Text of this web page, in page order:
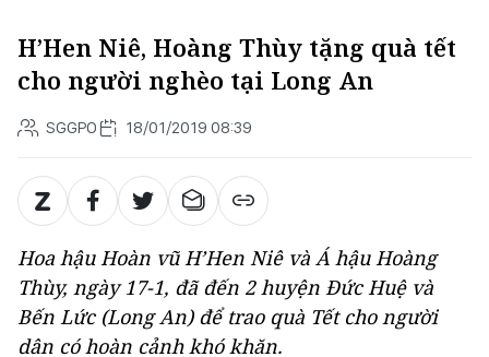
H’Hen Niê, Hoàng Thùy tặng quà tết
cho người nghèo tại Long An
SGGPO 18/01/2019 08:39
Hoa hậu Hoàn vũ H’Hen Niê và Á hậu Hoàng
Thùy, ngày 17-1, đã đến 2 huyện Đức Huệ và
Bến Lức (Long An) để trao quà Tết cho người
dân có hoàn cảnh khó khăn.